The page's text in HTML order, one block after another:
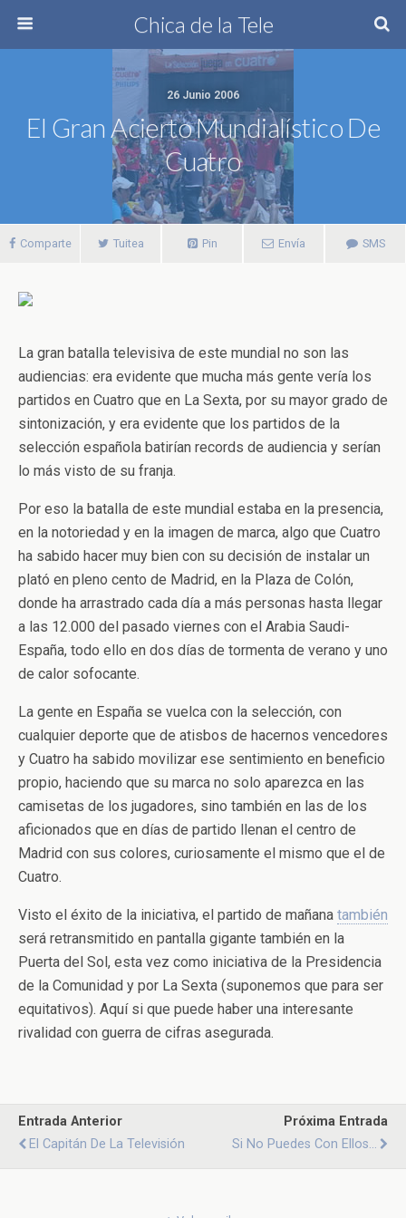
Chica de la Tele
26 Junio 2006
El Gran Acierto Mundialístico De
Cuatro
Comparte Tuitea Pin Envía SMS
La gran batalla televisiva de este mundial no son las
audiencias: era evidente que mucha más gente vería los
partidos en Cuatro que en La Sexta, por su mayor grado de
sintonización, y era evidente que los partidos de la
selección española batirían records de audiencia y serían
lo más visto de su franja.
Por eso la batalla de este mundial estaba en la presencia,
en la notoriedad y en la imagen de marca, algo que Cuatro
ha sabido hacer muy bien con su decisión de instalar un
plató en pleno cento de Madrid, en la Plaza de Colón,
donde ha arrastrado cada día a más personas hasta llegar
a las 12.000 del pasado viernes con el Arabia Saudi-
España, todo ello en dos días de tormenta de verano y uno
de calor sofocante.
La gente en España se vuelca con la selección, con
cualquier deporte que de atisbos de hacernos vencedores
y Cuatro ha sabido movilizar ese sentimiento en beneficio
propio, haciendo que su marca no solo aparezca en las
camisetas de los jugadores, sino también en las de los
aficionados que en días de partido llenan el centro de
Madrid con sus colores, curiosamente el mismo que el de
Cuatro.
Visto el éxito de la iniciativa, el partido de mañana también
será retransmitido en pantalla gigante también en la
Puerta del Sol, esta vez como iniciativa de la Presidencia
de la Comunidad y por La Sexta (suponemos que para ser
equitativos). Aquí si que puede haber una interesante
rivalidad con guerra de cifras asegurada.
Entrada Anterior
El Capitán De La Televisión
Próxima Entrada
Si No Puedes Con Ellos...